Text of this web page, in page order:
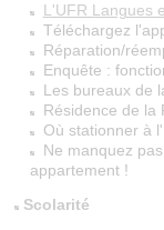
L'UFR Langues
Téléchargez
Réparation/
Enquête :
Les bureaux de
Résidence de la
Où stationner à
Ne manquez
appartement !
Scolarité